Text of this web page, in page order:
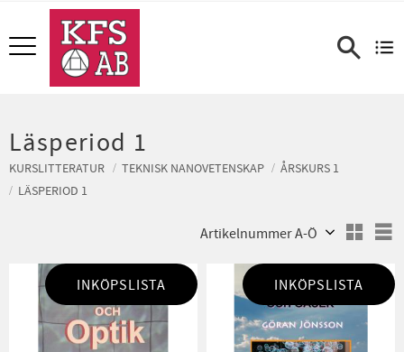
Meny
Läsperiod 1
KURSLITTERATUR TEKNISK NANOVETENSKAP
ÅRSKURS 1
LÄSPERIOD 1
INKÖPSLISTA INKÖPSLISTA